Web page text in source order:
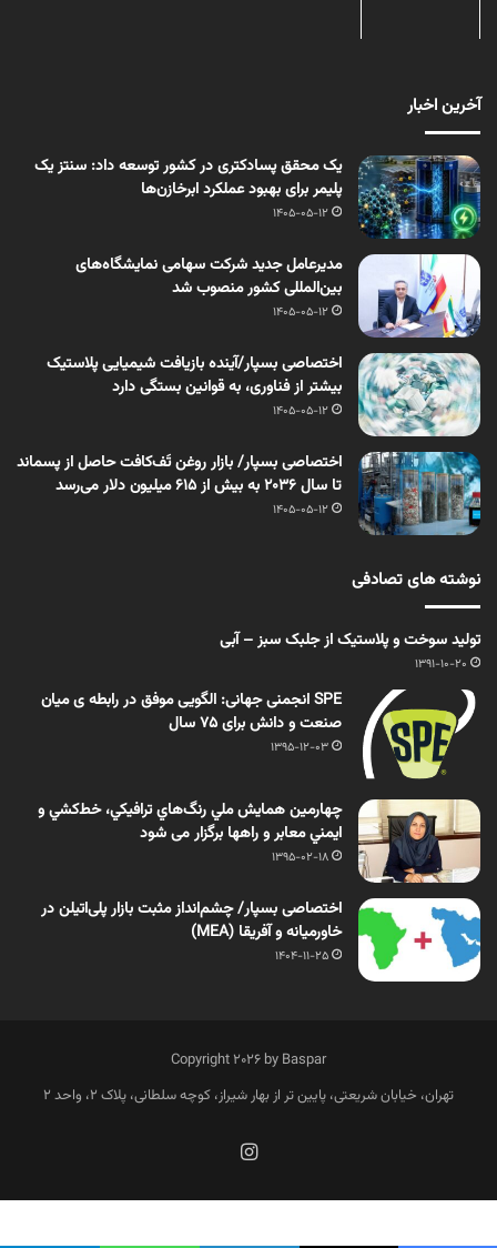
آخرین اخبار
یک محقق پسادکتری در کشور توسعه داد: سنتز یک
پلیمر برای بهبود عملکرد ابرخازن‌ها
1405-05-12
مدیرعامل جدید شرکت سهامی نمایشگاه‌های
بین‌المللی کشور منصوب شد
1405-05-12
اختصاصی بسپار/آینده بازیافت شیمیایی پلاستیک
بیشتر از فناوری، به قوانین بستگی دارد
1405-05-12
اختصاصی بسپار/ بازار روغن تَف‌کافت حاصل از پسماند
تا سال ۲۰۳۶ به بیش از ۶۱۵ میلیون دلار می‌رسد
1405-05-12
نوشته های تصادفی
تولید سوخت و پلاستیک از جلبک سبز – آبی
1391-10-20
SPE انجمنی جهانی: الگویی موفق در رابطه ی میان
صنعت و دانش برای 75 سال
1395-12-03
چهارمين همايش ملي رنگ‌هاي ترافيكي، خط‌كشي و
ايمني معابر و راهها برگزار می شود
1395-02-18
اختصاصی بسپار/ چشم‌انداز مثبت بازار پلی‌اتیلن در
خاورمیانه و آفریقا (MEA)
1404-11-25
Copyright 2026 by Baspar
تهران، خیابان شریعتی، پایین تر از بهار شیراز، کوچه سلطانی، پلاک 2، واحد 2